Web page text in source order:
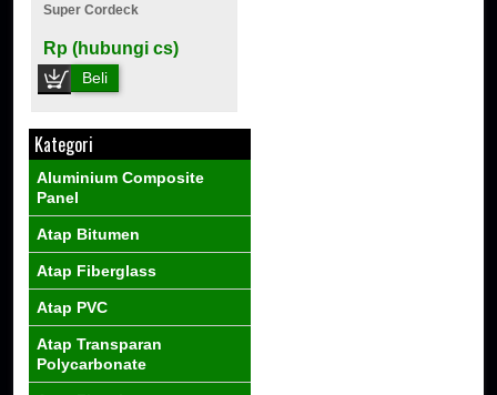
Super Cordeck
Rp (hubungi cs)
Beli
Kategori
Aluminium Composite
Panel
Atap Bitumen
Atap Fiberglass
Atap PVC
Atap Transparan
Polycarbonate